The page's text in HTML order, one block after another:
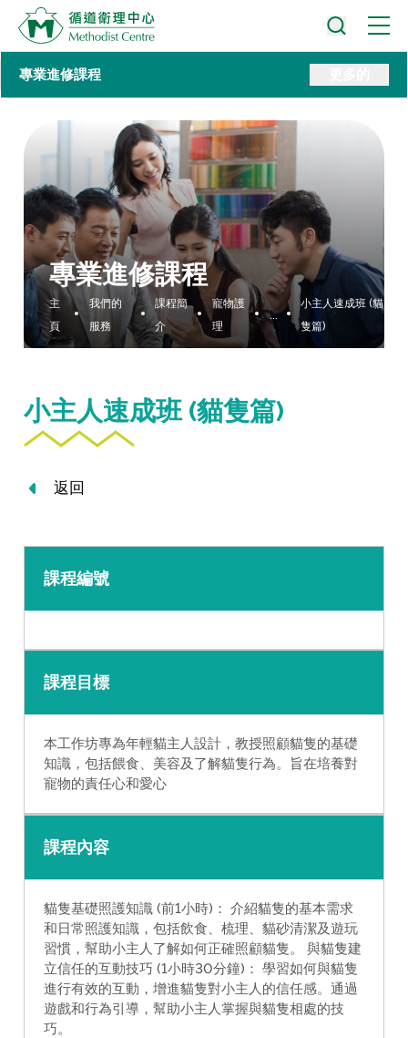
專業進修課程
主
頁
我們的
服務
課程簡
介
寵物護
理
...
小主人速成班 (貓
隻篇)
專業進修課程
小主人速成班 (貓隻篇)
返回
課程編號
課程目標
本工作坊專為年輕貓主人設計，教授照顧貓隻的基礎
知識，包括餵食、美容及了解貓隻行為。旨在培養對
寵物的責任心和愛心
課程內容
貓隻基礎照護知識 (前1小時)： 介紹貓隻的基本需求
和日常照護知識，包括飲食、梳理、貓砂清潔及遊玩
習慣，幫助小主人了解如何正確照顧貓隻。 與貓隻建
立信任的互動技巧 (1小時30分鐘)： 學習如何與貓隻
進行有效的互動，增進貓隻對小主人的信任感。通過
遊戲和行為引導，幫助小主人掌握與貓隻相處的技
巧。